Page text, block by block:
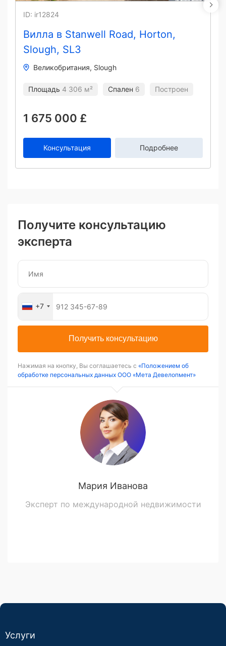
Вилла в Stanwell Road, Horton,
Slough, SL3
ID: ir12824
Великобритания Slough
Площадь 4 306 м² Спален 6 Построен
1 675 000 £
Консультация Подробнее
Получите консультацию
эксперта
+7
Получить консультацию
Нажимая на кнопку, Вы соглашаетесь с «Положением об
обработке персональных данных ООО «Мета Девелопмент»
Мария Иванова
Эксперт по международной недвижимости
Услуги